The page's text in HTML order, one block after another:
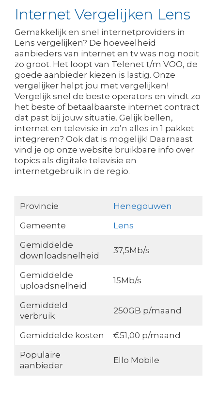
Internet Vergelijken Lens
Gemakkelijk en snel internetproviders in
Lens vergelijken? De hoeveelheid
aanbieders van internet en tv was nog nooit
zo groot. Het loopt van Telenet t/m VOO, de
goede aanbieder kiezen is lastig. Onze
vergelijker helpt jou met vergelijken!
Vergelijk snel de beste operators en vindt zo
het beste of betaalbaarste internet contract
dat past bij jouw situatie. Gelijk bellen,
internet en televisie in zo’n alles in 1 pakket
integreren? Ook dat is mogelijk! Daarnaast
vind je op onze website bruikbare info over
topics als digitale televisie en
internetgebruik in de regio.
Provincie
Henegouwen
Gemeente
Lens
Gemiddelde
downloadsnelheid
37,5Mb/s
Gemiddelde
uploadsnelheid
15Mb/s
Gemiddeld
verbruik
250GB p/maand
Gemiddelde kosten
€51,00 p/maand
Populaire
aanbieder
Ello Mobile